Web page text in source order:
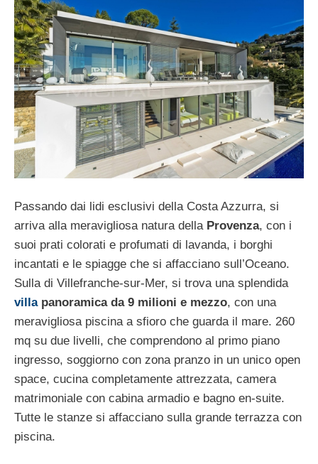
Passando dai lidi esclusivi della Costa Azzurra, si
arriva alla meravigliosa natura della Provenza, con i
suoi prati colorati e profumati di lavanda, i borghi
incantati e le spiagge che si affacciano sull’Oceano.
Sulladi Villefranche-sur-Mer, si trova una splendida
villapanoramica da 9 milioni e mezzo, con una
meravigliosa piscina a sfioro che guarda il mare. 260
mq su due livelli, che comprendono al primo piano
ingresso, soggiorno con zona pranzo in un unico open
space, cucina completamente attrezzata, camera
matrimoniale con cabina armadio e bagno en-suite.
Tutte le stanze si affacciano sulla grande terrazza con
piscina.